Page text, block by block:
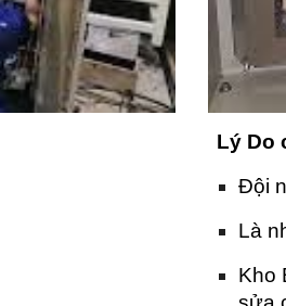
Lý Do
Đội
Là
Kho